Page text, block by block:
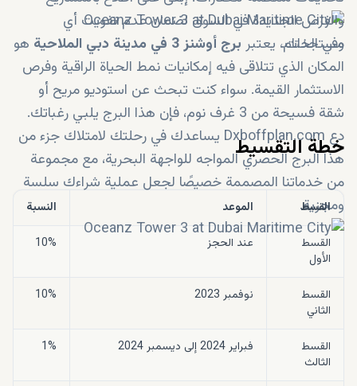
والفرص الجديدة في السوق لضمان عدم تفويت أي
مستجدات.
وفي الختام، يعتبر برج أوشنز 3 في مدينة دبي الملاحية
هو
المكان الذي تتلاقى فيه إمكانيات نمط الحياة الراقية وفرص
الاستثمار القيمة. سواء كنت تبحث عن استوديو مريح أو
شقة فسيحة من 3 غرف نوم، فإن هذا البرج يلبي رغباتك.
دع Dxboffplan.com يساعدك في رحلتك لامتلاك جزء من
هذا البرج الحصري المواجه للواجهة البحرية، مع مجموعة
من خدماتنا المصممة خصيصًا لجعل عملية شراءك سلسة
ومجزية.
خطة التقسيط
القسط الموعد النسبة
القسط
الأول
عند الحجز 10%
القسط
الثاني
نوفمبر 2023 10%
القسط
الثالث
فبراير 2024 إلى ديسمبر 2024 1%